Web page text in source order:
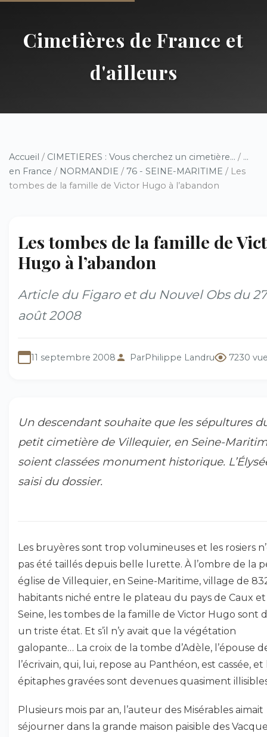
Cimetières de France et
d'ailleurs
Accueil / CIMETIERES : Vous cherchez un cimetière... / ...
en France / NORMANDIE / 76 - SEINE-MARITIME / Les
tombes de la famille de Victor Hugo à l’abandon
Les tombes de la famille de
Hugo à l’abandon
Article du Figaro et du Nouvel Obs du 27
août 2008
11 septembre 2008 ParPhilippe Landru 7230
Un descendant souhaite que les sépultures
petit cimetière de Villequier, en Seine-
soient classées monument historique.
saisi du dossier.
Les bruyères sont trop volumineuses et les rosiers
pas été taillés depuis belle lurette. À l’ombre de la
église de Villequier, en Seine-Maritime, village de
habitants niché entre le plateau du pays de Caux
Seine, les tombes de la famille de Victor Hugo sont
un triste état. Et s’il n’y avait que la végétation
galopante… La croix de la tombe d’Adèle, l’épouse
l’écrivain, qui, lui, repose au Panthéon, est cassée, et
épitaphes gravées sont devenues quasiment
Plusieurs mois par an, l’auteur des Misérables aimait
séjourner dans la grande maison paisible des